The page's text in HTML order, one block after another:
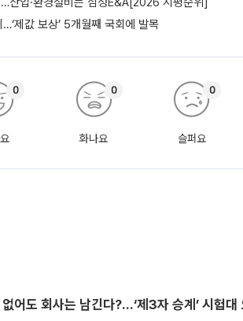
제값 보상’ 5개월째 국회에 발목
0
화나요
0
슬퍼요
0
어도 회사는 남긴다?…‘제3자 승계’ 시험